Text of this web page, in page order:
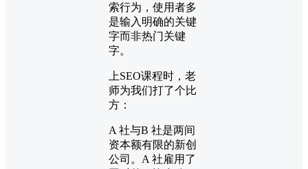
索行为，使用者多
是输入明确的关键
字而非热门关键
字。
上SEO课程时，老
师为我们打了个比
方：
A 社与B 社是两间
资本额有限的新创
公司。A 社雇用了